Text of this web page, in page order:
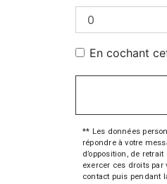
En cochant
** Les données
répondre à votre
d’opposition, de
exercer ces droits
contact puis pendant